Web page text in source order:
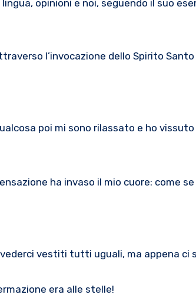
opinioni e noi, seguendo il suo
l’invocazione dello Spirito
poi mi sono rilassato e ho vissuto
ha invaso il mio cuore: come
vestiti tutti uguali, ma appena ci
era alle stelle!